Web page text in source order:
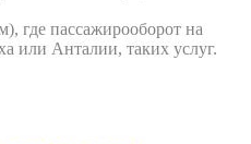
где пассажирооборот на
или Анталии, таких услуг.